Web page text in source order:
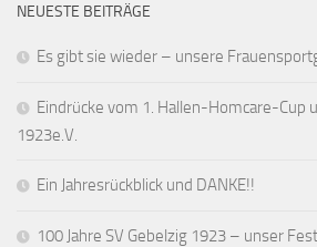
NEUESTE BEITRÄGE
Es gibt sie wieder – unsere
Eindrücke vom 1. Hallen-Homcare-Cup
1923e.V.
Ein Jahresrückblick und DANKE!!
100 Jahre SV Gebelzig 1923 – unser